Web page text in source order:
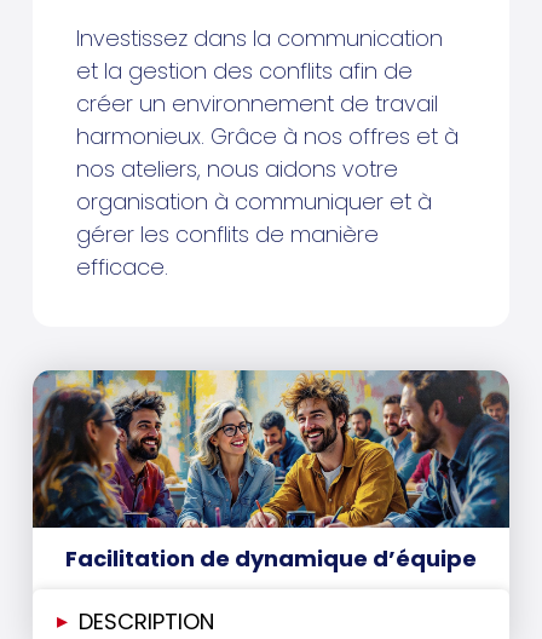
Investissez dans la communication
et la gestion des conflits afin de
créer un environnement de travail
harmonieux. Grâce à nos offres et à
nos ateliers, nous aidons votre
organisation à communiquer et à
gérer les conflits de manière
efficace.
Facilitation de dynamique d’équipe
▸ DESCRIPTION